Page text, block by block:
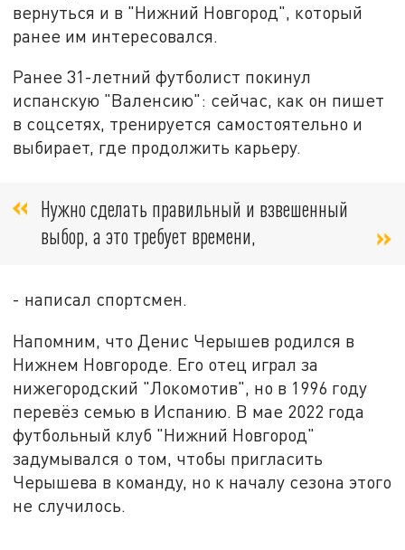
вернуться и в "Нижний Новгород", который
ранее им интересовался.
Ранее 31-летний футболист покинул
испанскую "Валенсию": сейчас, как он пишет
в соцсетях, тренируется самостоятельно и
выбирает, где продолжить карьеру.
Нужно сделать правильный и взвешенный
выбор, а это требует времени,
- написал спортсмен.
Напомним, что Денис Черышев родился в
Нижнем Новгороде. Его отец играл за
нижегородский "Локомотив", но в 1996 году
перевёз семью в Испанию. В мае 2022 года
футбольный клуб "Нижний Новгород"
задумывался о том, чтобы пригласить
Черышева в команду, но к началу сезона этого
не случилось.